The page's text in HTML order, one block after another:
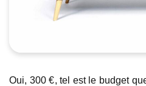
Oui, 300 €, tel est le budget